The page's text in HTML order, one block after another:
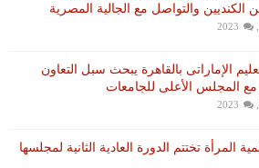
الكنديين والتواصل مع الجالية المصرية
الإماراتى بالقاهرة يبحث سبل التعاون
مع المجلس الأعلى للجامعات
المرأة تختتم الدورة العادية الثانية لمجلسها